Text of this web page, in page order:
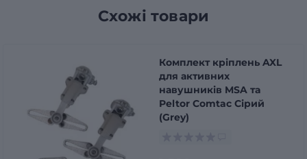
Схожі товари
Комплект кріплень AXL
для активних
навушників MSA та
Peltor Comtac Сірий
(Grey)